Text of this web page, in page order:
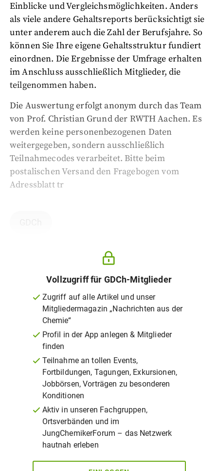
Einblicke und Vergleichsmöglichkeiten. Anders
als viele andere Gehaltsreports berücksichtigt sie
unter anderem auch die Zahl der Berufsjahre. So
können Sie Ihre eigene Gehaltsstruktur fundiert
einordnen. Die Ergebnisse der Umfrage erhalten
im Anschluss ausschließlich Mitglieder, die
teilgenommen haben.
Die Auswertung erfolgt anonym durch das Team
von Prof. Christian Grund der RWTH Aachen. Es
werden keine personenbezogenen Daten
weitergegeben, sondern ausschließlich
Teilnahmecodes verarbeitet. Bitte beim
postalischen Versand den Fragebogen vom
Adressblatt tr
Vollzugriff für GDCh-Mitglieder
Zugriff auf alle Artikel und unser
Mitgliedermagazin „Nachrichten aus der
Chemie“
Profil in der App anlegen & Mitglieder
finden
Teilnahme an tollen Events,
Fortbildungen, Tagungen, Exkursionen,
Jobbörsen, Vorträgen zu besonderen
Konditionen
Aktiv in unseren Fachgruppen,
Ortsverbänden und im
JungChemikerForum – das Netzwerk
hautnah erleben